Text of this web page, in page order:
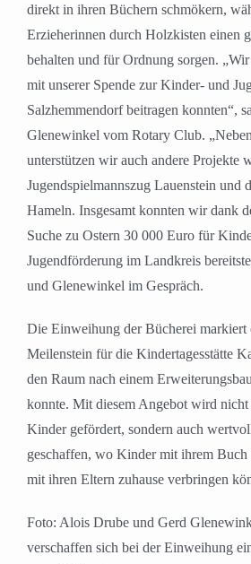
direkt in ihren Büchern schmökern,
Erzieherinnen durch Holzkisten einen
behalten und für Ordnung sorgen.
mit unserer Spende zur Kinder- und
Salzhemmendorf beitragen konnten“,
Glenewinkel vom Rotary Club.
unterstützen wir auch andere Projekte
Jugendspielmannszug Lauenstein und
Hameln. Insgesamt konnten wir dank
Suche zu Ostern 30 000 Euro für
Jugendförderung im Landkreis
und Glenewinkel im Gespräch.
Die Einweihung der Bücherei markiert
Meilenstein für die Kindertagesstätte
den Raum nach einem
konnte. Mit diesem Angebot wird
Kinder gefördert, sondern auch
geschaffen, wo Kinder mit ihrem
mit ihren Eltern zuhause verbringen
Foto: Alois Drube und Gerd
verschaffen sich bei der Einweihung